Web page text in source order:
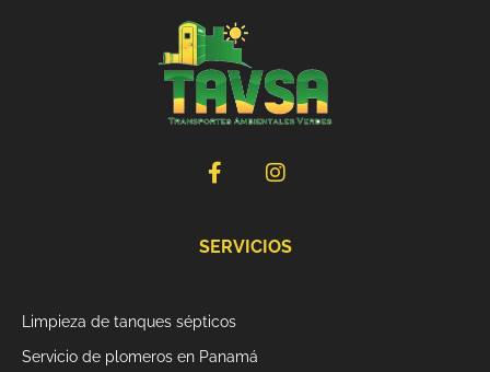
F
a
b
k
-
f
I
n
a
SERVICIOS
Limpieza de tanques sépticos
Servicio de plomeros en Panamá